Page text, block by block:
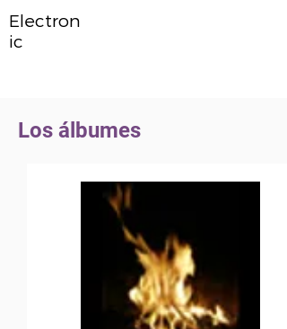
Electron
ic
Los álbumes